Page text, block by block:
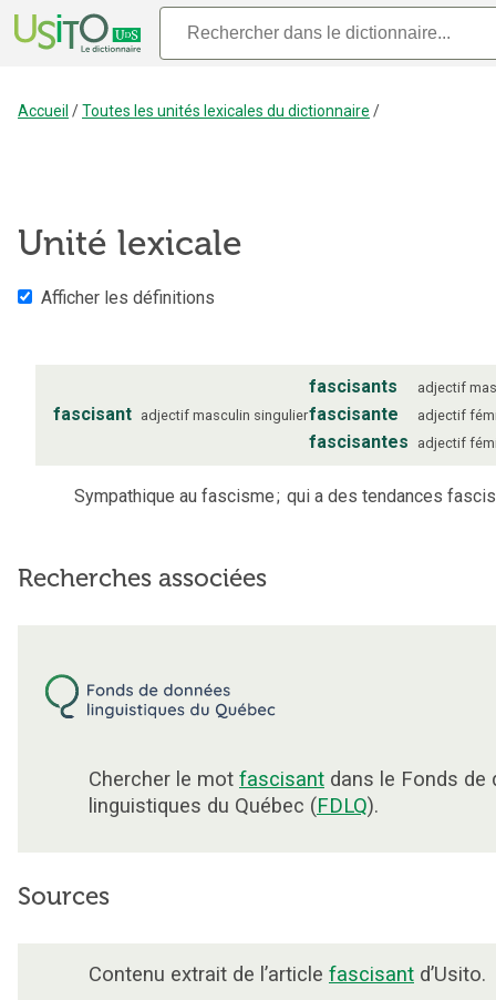
Accueil /Toutes les unités lexicales du dictionnaire /
Unité lexicale
Afficher les définitions
fascisant adjectif masculin singulier
fascisants adjectif
fascisante adjectif
fascisantes adjectif
Sympathique au fascisme; qui a des tendances
Recherches associées
Chercher le mot fascisant dans le Fonds de
linguistiques du Québec (FDLQ).
Sources
Contenu extrait de l’article fascisant d’Usito.